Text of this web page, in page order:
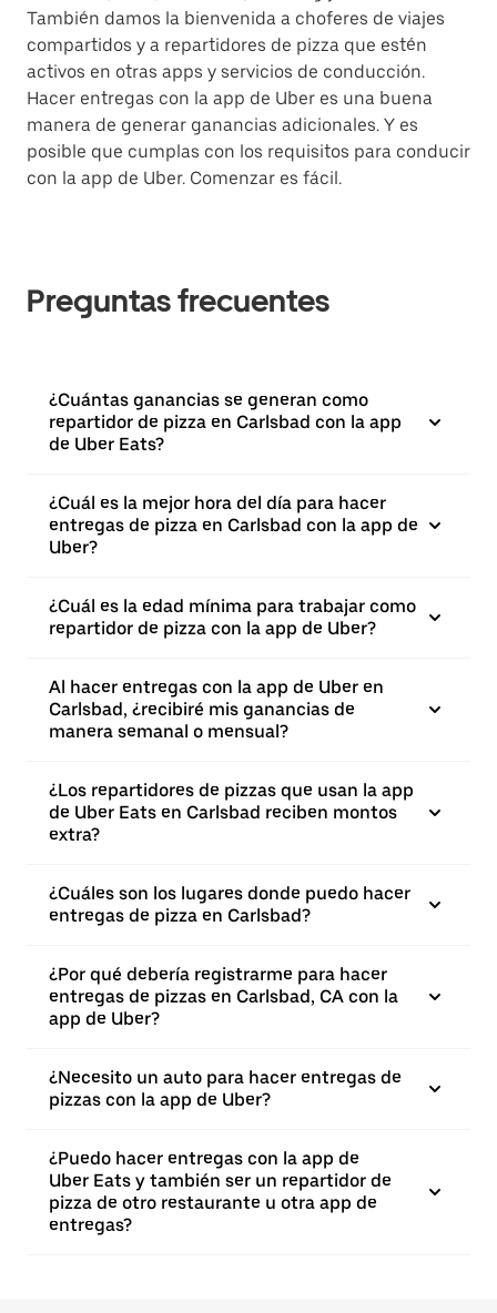
También damos la bienvenida a choferes de viajes
compartidos y a repartidores de pizza que estén
activos en otras apps y servicios de conducción.
Hacer entregas con la app de Uber es una buena
manera de generar ganancias adicionales. Y es
posible que cumplas con los requisitos para conducir
con la app de Uber. Comenzar es fácil.
Preguntas frecuentes
¿Cuántas ganancias se generan como
repartidor de pizza en Carlsbad con la app
de Uber Eats?
¿Cuál es la mejor hora del día para hacer
entregas de pizza en Carlsbad con la app de
Uber?
¿Cuál es la edad mínima para trabajar como
repartidor de pizza con la app de Uber?
Al hacer entregas con la app de Uber en
Carlsbad, ¿recibiré mis ganancias de
manera semanal o mensual?
¿Los repartidores de pizzas que usan la app
de Uber Eats en Carlsbad reciben montos
extra?
¿Cuáles son los lugares donde puedo hacer
entregas de pizza en Carlsbad?
¿Por qué debería registrarme para hacer
entregas de pizzas en Carlsbad, CA con la
app de Uber?
¿Necesito un auto para hacer entregas de
pizzas con la app de Uber?
¿Puedo hacer entregas con la app de
Uber Eats y también ser un repartidor de
pizza de otro restaurante u otra app de
entregas?